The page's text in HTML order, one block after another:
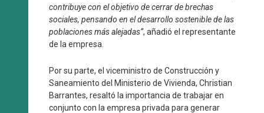
contribuye con el objetivo de cerrar de brechas
sociales, pensando en el desarrollo sostenible de las
poblaciones más alejadas”, añadió el representante
de la empresa.
Por su parte, el viceministro de Construcción y
Saneamiento del Ministerio de Vivienda, Christian
Barrantes, resaltó la importancia de trabajar en
conjunto con la empresa privada para generar